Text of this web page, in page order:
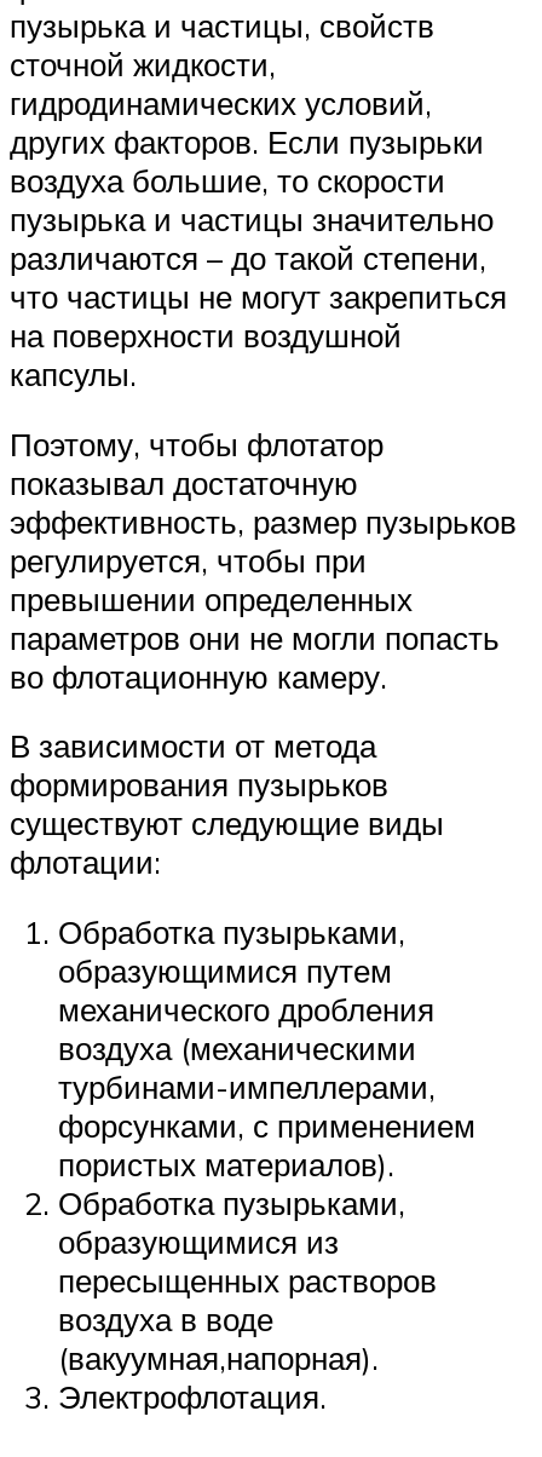
пузырька и частицы, свойств
сточной жидкости,
гидродинамических условий,
других факторов. Если пузырьки
воздуха большие, то скорости
пузырька и частицы значительно
различаются – до такой степени,
что частицы не могут закрепиться
на поверхности воздушной
капсулы.
Поэтому, чтобы флотатор
показывал достаточную
эффективность, размер пузырьков
регулируется, чтобы при
превышении определенных
параметров они не могли попасть
во флотационную камеру.
В зависимости от метода
формирования пузырьков
существуют следующие виды
флотации:
Обработка пузырьками,
образующимися путем
механического дробления
воздуха (механическими
турбинами-импеллерами,
форсунками, с применением
пористых материалов).
Обработка пузырьками,
образующимися из
пересыщенных растворов
воздуха в воде
(вакуумная,напорная).
Электрофлотация.